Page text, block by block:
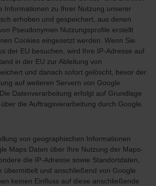
Informationen zu Ihrer Nutzung unserer
erhoben und gespeichert, aus denen
Pseudonymen Nutzungsprofile erstellt
Cookies eingesetzt werden. Wenn Sie
der EU besuchen, wird Ihre IP-Adresse auf
in der EU zur Ableitung von
und danach sofort gelöscht, bevor der
auf weiteren Servern von Google
Datenverarbeitung erfolgt auf Grundlage
die Auftragsverarbeitung durch Google.
von geographischen Informationen
Maps Daten über Ihre Nutzung der Maps-
die IP-Adresse sowie Standortdaten,
übermittelt und anschließend von Google
keinen Einfluss auf diese anschließende